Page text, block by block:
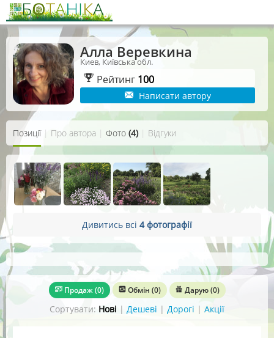
Алла Веревкина
Киев, Київська обл.
Рейтинг 100
Написати автору
Позиції| Про автора | Фото (4)| Відгуки
Дивитись всі 4 фотографії
Продаж(0) Обмін (0) Дарую(0)
Сортувати: Нові | Дешеві | Дорогі | Акції